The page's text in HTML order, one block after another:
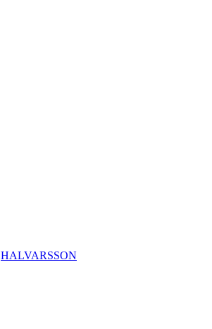
HALVARSSON